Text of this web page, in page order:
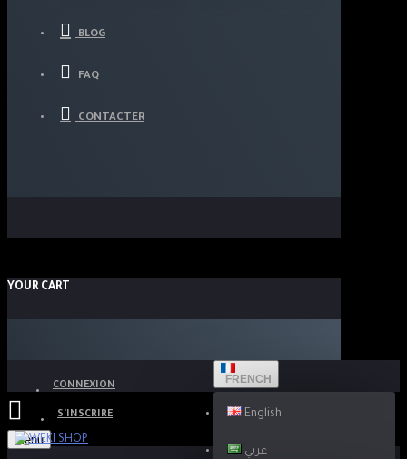
BLOG
FAQ
CONTACTER
YOUR CART
CONNEXION
S'INSCRIRE
FRENCH
English
عربي
Menu